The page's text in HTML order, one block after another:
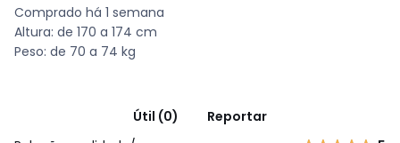
Comprado há 1 semana
Altura: de 170 a 174 cm
Peso: de 70 a 74 kg
Útil (0)
Reportar